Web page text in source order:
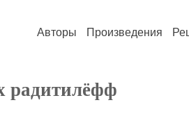
Авторы Произведения
радитилёфф